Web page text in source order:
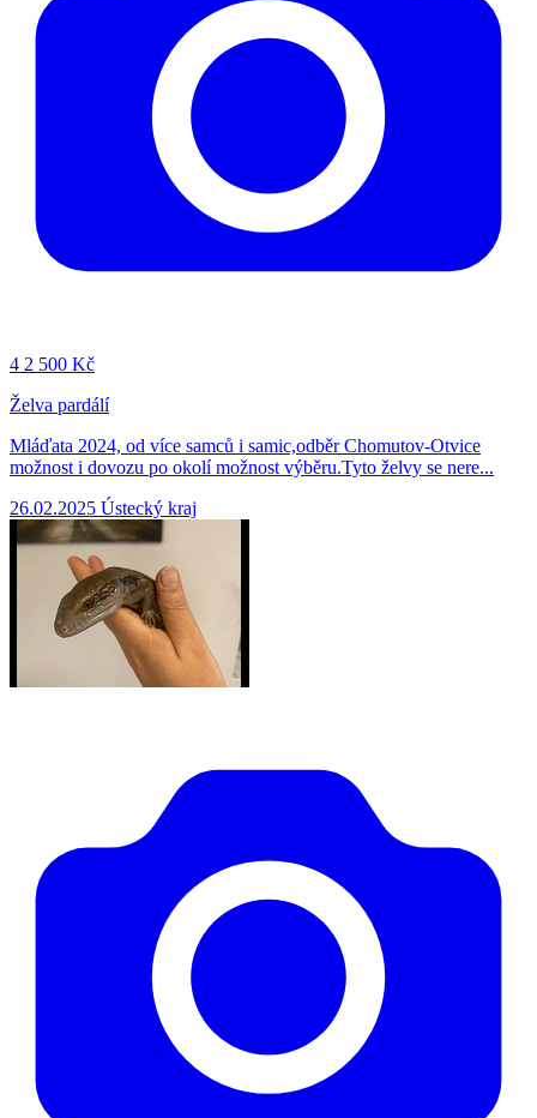
4 2 500 Kč
Želva pardálí
Mláďata 2024, od více samců i samic,odběr Chomutov-Otvice
možnost i dovozu po okolí možnost výběru.Tyto želvy se nere...
26.02.2025 Ústecký kraj